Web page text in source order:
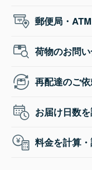
郵便局・
荷物のお問
再配達のご
お届け日数
料金を計算